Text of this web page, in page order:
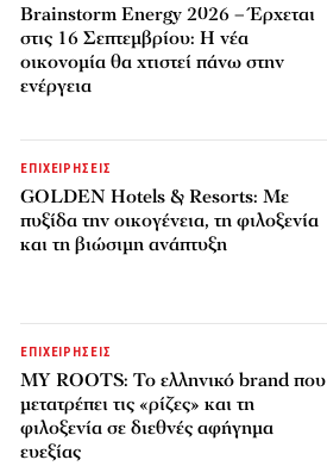
Brainstorm Energy 2026 – Έρχεται
στις 16 Σεπτεμβρίου: Η νέα
οικονομία θα χτιστεί πάνω στην
ενέργεια
ΕΠΙΧΕΙΡΗΣΕΙΣ
GOLDEN Hotels & Resorts: Με
πυξίδα την οικογένεια, τη φιλοξενία
και τη βιώσιμη ανάπτυξη
ΕΠΙΧΕΙΡΗΣΕΙΣ
MY ROOTS: Το ελληνικό brand που
μετατρέπει τις «ρίζες» και τη
φιλοξενία σε διεθνές αφήγημα
ευεξίας